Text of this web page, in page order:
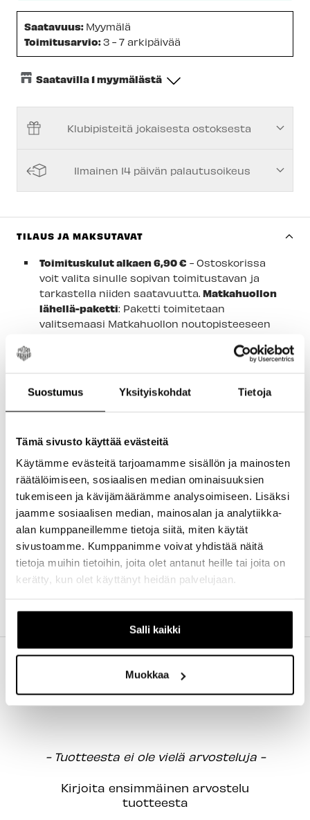
Suostumus Yksityiskohdat Tietoja
Tämä sivusto käyttää evästeitä
Käytämme evästeitä tarjoamamme sisällön ja mainosten
räätälöimiseen, sosiaalisen median ominaisuuksien
tukemiseen ja kävijämäärämme analysoimiseen. Lisäksi
jaamme sosiaalisen median, mainosalan ja analytiikka-
alan kumppaneillemme tietoja siitä, miten käytät
sivustoamme. Kumppanimme voivat yhdistää näitä
tietoja muihin tietoihin, joita olet antanut heille tai joita on
kerätty, kun olet käyttänyt heidän palvelujaan.
Salli kaikki
Muokkaa
Saatavuus: Myymälä
Toimitusarvio:3 - 7 arkipäivää
Saatavilla 1 myymälästä
Keskusvarasto-Tilapäisesti loppu
Espoon Myymälä-Tilapäisesti loppu
Imatran myymälä-Tilapäisesti loppu
Jyväskylän myymälä
Tilapäisesti loppu
Lappeenrannan myymälä- Saatavilla
Klubipisteitä jokaisesta ostoksesta
Ilmainen 14 päivän palautusoikeus
TILAUS JA MAKSUTAVAT
Toimituskulut alkaen 6,90 € - Ostoskorissa
voit valita sinulle sopivan toimitustavan ja
tarkastella niiden saatavuutta.Matkahuollon
lähellä-paketti: Paketti toimitetaan
valitsemaasi Matkahuollon noutopisteeseen
Nouto myymälästä 0 €- Valitse kassalla
toimitustavaksi "Nouto" ja sen jälkeen sinulle
Saatavuus ja toimitusarvio
ja myymälässä olevat tuotteet toimitetaan tai
ovat valmiita noudettavaksi 3 - 7 arkipäivässä.
Valmistajalta tilattavat tuotteet toimitetaan
tai ovat valmiita noudettavaksi 7 - 14
arkipäivässä.
Maksutavat- Käytössä ovat kaikki yleisimmät
maksutavat, ja näistä löytyy lisätietojaTÄÄLTÄ
lisätietoja
- Tuotteesta ei ole vielä arvosteluja -
Kirjoita ensimmäinen arvostelu
tuotteesta
New content loaded